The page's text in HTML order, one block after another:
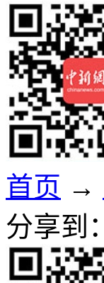
首页 →
分享到：